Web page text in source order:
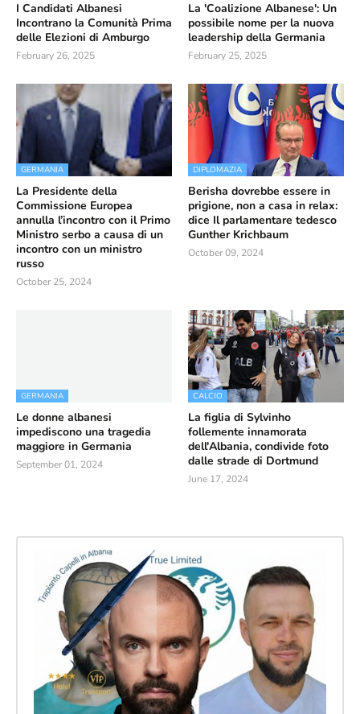
I Candidati Albanesi
Incontrano la Comunità Prima
delle Elezioni di Amburgo
February 26, 2025
La 'Coalizione Albanese': Un
possibile nome per la nuova
leadership della Germania
February 25, 2025
GERMANIA
La Presidente della
Commissione Europea
annulla l’incontro con il Primo
Ministro serbo a causa di un
incontro con un ministro
russo
October 25, 2024
DIPLOMAZIA
Berisha dovrebbe essere in
prigione, non a casa in relax:
dice Il parlamentare tedesco
Gunther Krichbaum
October 09, 2024
GERMANIA
Le donne albanesi
impediscono una tragedia
maggiore in Germania
September 01, 2024
CALCIO
La figlia di Sylvinho
follemente innamorata
dell'Albania, condivide foto
dalle strade di Dortmund
June 17, 2024